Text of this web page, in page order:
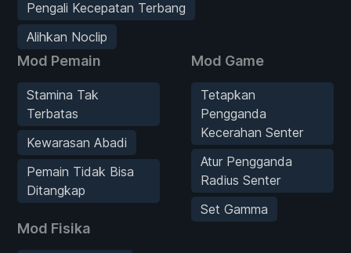
Pengali Kecepatan Terbang
Alihkan Noclip
Mod Pemain
Stamina Tak
Terbatas
Kewarasan Abadi
Pemain Tidak Bisa
Ditangkap
Mod Fisika
Mod Game
Tetapkan
Pengganda
Kecerahan Senter
Atur Pengganda
Radius Senter
Set Gamma